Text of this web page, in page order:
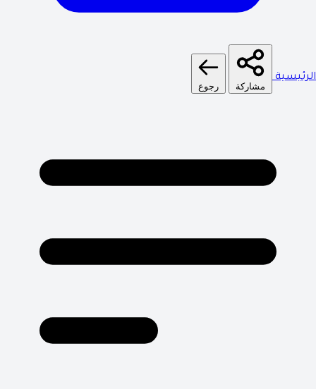
الرئيسية
مشاركة رجوع